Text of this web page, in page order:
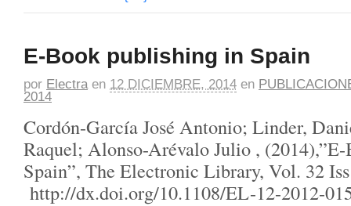
E-Book publishing in Spain
por Electra en 12 DICIEMBRE, 2014 en
2014
Cordón-García José Antonio; Linder,
Raquel; Alonso-Arévalo Julio ,
Spain”, The Electronic Library, Vol. 32
http://dx.doi.org/10.1108/EL-12-2012-